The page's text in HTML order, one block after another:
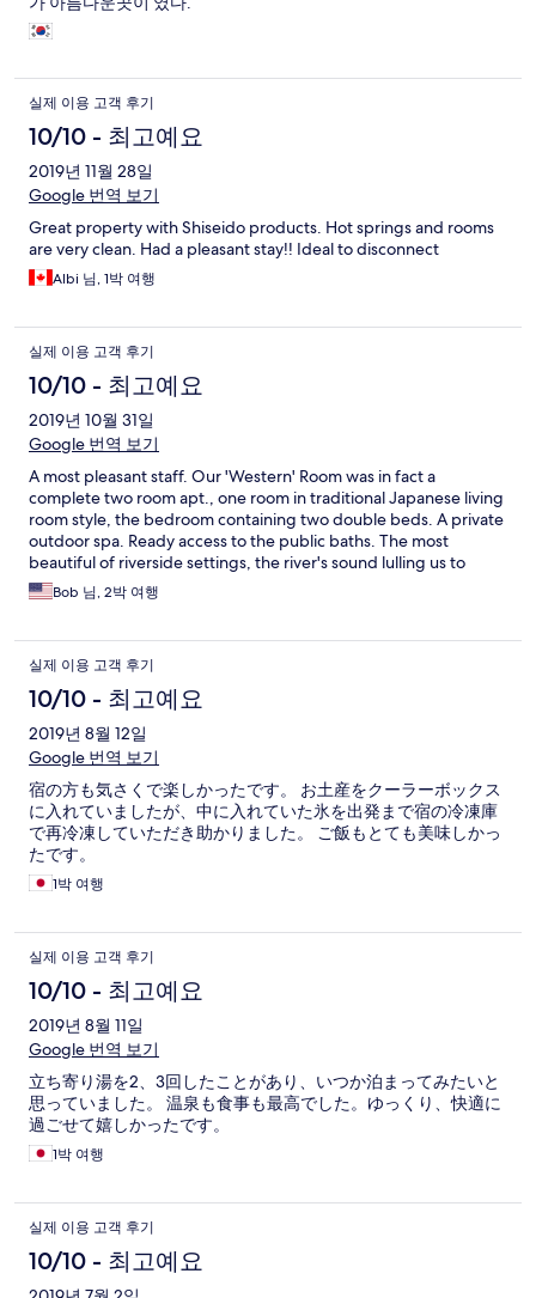
실제 이용 고객 후기
10/10 - 최고예요
2019년 11월 28일
Google 번역 보기
Great property with Shiseido products. Hot springs and rooms
are very clean. Had a pleasant stay!! Ideal to disconnect
Albi 님, 1박 여행
실제 이용 고객 후기
10/10 - 최고예요
2019년 10월 31일
Google 번역 보기
A most pleasant staff. Our 'Western' Room was in fact a
complete two room apt., one room in traditional Japanese living
room style, the bedroom containing two double beds. A private
outdoor spa. Ready access to the public baths. The most
beautiful of riverside settings, the river's sound lulling us to
sleep. OH, and A plus WI FI to boot.
Bob 님, 2박 여행
실제 이용 고객 후기
10/10 - 최고예요
2019년 8월 12일
Google 번역 보기
宿の方も気さくで楽しかったです。 お土産をクーラーボックス
に入れていましたが、中に入れていた氷を出発まで宿の冷凍庫
で再冷凍していただき助かりました。 ご飯もとても美味しかっ
たです。
1박 여행
실제 이용 고객 후기
10/10 - 최고예요
2019년 8월 11일
Google 번역 보기
立ち寄り湯を2、3回したことがあり、いつか泊まってみたいと
思っていました。 温泉も食事も最高でした。ゆっくり、快適に
過ごせて嬉しかったです。
1박 여행
실제 이용 고객 후기
10/10 - 최고예요